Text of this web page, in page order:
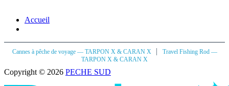
Accueil
Cannes à pêche de voyage — TARPON X & CARAN X |
Travel Fishing Rod —
TARPON X & CARAN X
Copyright © 2026 PECHE SUD